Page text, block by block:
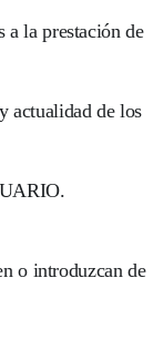
la prestación de
actualidad de los
o introduzcan de